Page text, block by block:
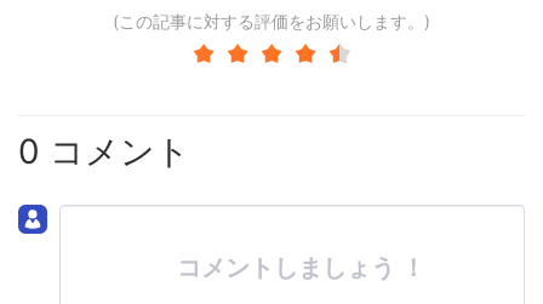
(この記事に対する評価をお願いします。)
0 コメント
コメントしましょう ！